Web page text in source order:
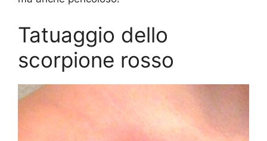
Tatuaggio dello
scorpione rosso